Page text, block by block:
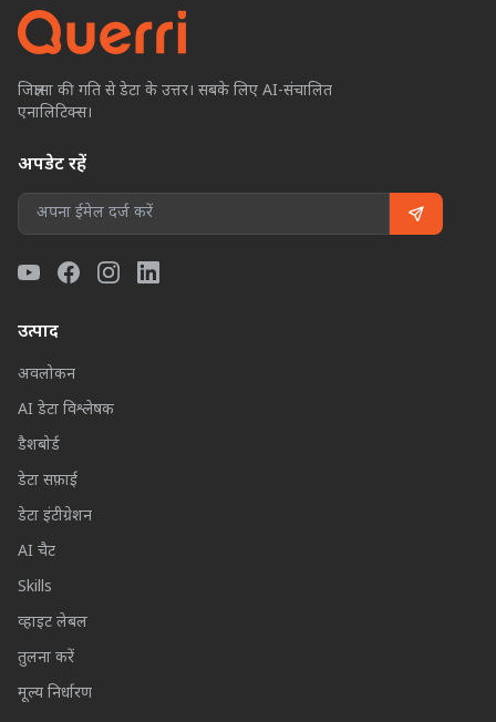
जिज्ञासा की गति से डेटा के उत्तर। सबके लिए AI-संचालित
एनालिटिक्स।
अपडेट रहें
उत्पाद
अवलोकन
AI डेटा विश्लेषक
डैशबोर्ड
डेटा सफ़ाई
डेटा इंटीग्रेशन
AI चैट
Skills
व्हाइट लेबल
तुलना करें
मूल्य निर्धारण